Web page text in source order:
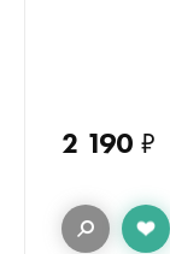
2 190 ₽